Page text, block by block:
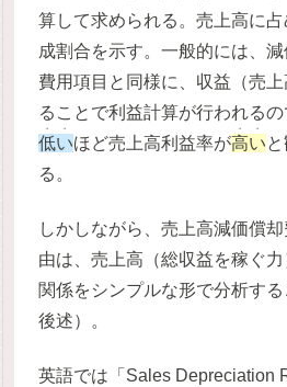
算して求められる。売上高に
成割合を示す。一般的には、
費用項目と同様に、収益（売
ることで利益計算が行われる
低い
・・
ほど売上高利益率が高い
・・
る。
しかしながら、売上高減価償
由は、売上高（総収益を稼ぐ
関係をシンプルな形で分析す
後述）。
英語では「Sales Depreciation